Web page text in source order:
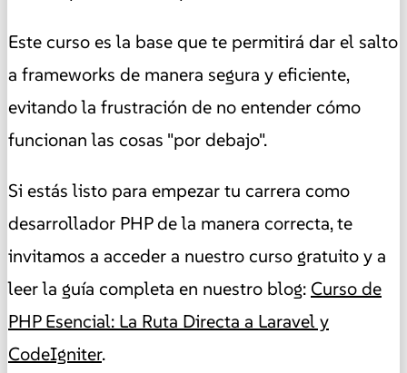
Este curso es la base que te permitirá dar el salto
a frameworks de manera segura y eficiente,
evitando la frustración de no entender cómo
funcionan las cosas "por debajo".
Si estás listo para empezar tu carrera como
desarrollador PHP de la manera correcta, te
invitamos a acceder a nuestro curso gratuito y a
leer la guía completa en nuestro blog: Curso de
PHP Esencial: La Ruta Directa a Laravel y
CodeIgniter.